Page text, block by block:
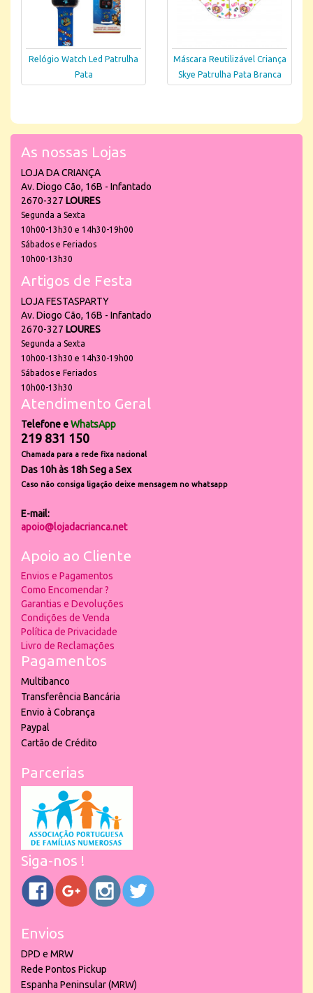
Relógio Watch Led Patrulha
Pata
Máscara Reutilizável Criança
Skye Patrulha Pata Branca
As nossas Lojas
LOJA DA CRIANÇA
Av. Diogo Cão, 16B - Infantado
2670-327 LOURES
Segunda a Sexta
10h00-13h30 e 14h30-19h00
Sábados e Feriados
10h00-13h30
Artigos de Festa
LOJA FESTASPARTY
Av. Diogo Cão, 16B - Infantado
2670-327 LOURES
Segunda a Sexta
10h00-13h30 e 14h30-19h00
Sábados e Feriados
10h00-13h30
Atendimento Geral
Telefone eWhatsApp
219 831 150
Chamada para a rede fixa nacional
Das 10h às 18h Seg a Sex
Caso não consiga ligação deixe mensagem no whatsapp
E-mail:
apoio@lojadacrianca.net
Apoio ao Cliente
Envios e Pagamentos
Como Encomendar ?
Garantias e Devoluções
Condições de Venda
Política de Privacidade
Livro de Reclamações
Pagamentos
Multibanco
Transferência Bancária
Envio à Cobrança
Paypal
Cartão de Crédito
Parcerias
Siga-nos !
Envios
DPD e MRW
Rede Pontos Pickup
Espanha Peninsular (MRW)